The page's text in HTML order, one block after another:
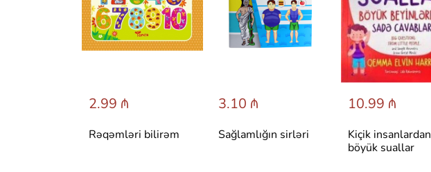
2.99 ₼
Rəqəmləri bilirəm
3.10 ₼
Sağlamlığın sirləri
10.99 ₼
Kiçik insanlardan
böyük suallar